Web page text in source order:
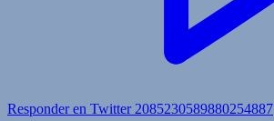
Responder en Twitter 2085230589880254887